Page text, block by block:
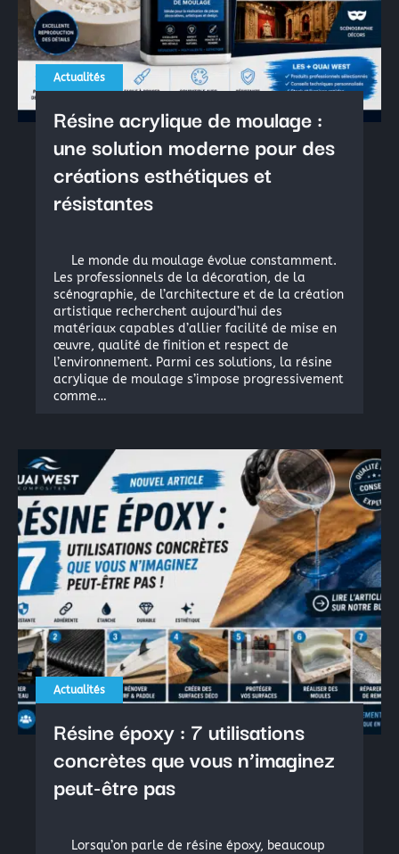
Actualités
Résine acrylique de moulage :
une solution moderne pour des
créations esthétiques et
résistantes
Le monde du moulage évolue constamment.
Les professionnels de la décoration, de la
scénographie, de l’architecture et de la création
artistique recherchent aujourd’hui des
matériaux capables d’allier facilité de mise en
œuvre, qualité de finition et respect de
l’environnement. Parmi ces solutions, la résine
acrylique de moulage s’impose progressivement
comme…
Actualités
Résine époxy : 7 utilisations
concrètes que vous n’imaginez
peut-être pas
Lorsqu’on parle de résine époxy, beaucoup
La peinture nautique
La peinture en bombe
Résine Polyester ou résine Polyuréthane pour la
Acryliques et Plâtres
Le moulage silicone
Les colles structurales: Époxydes, Polyuréthanes,
Les colles instantanées
Les colles souples